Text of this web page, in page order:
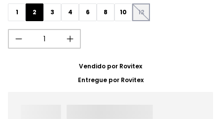
1 2 3 4 6 8 10 12
Vendido por Rovitex
Entregue por Rovitex